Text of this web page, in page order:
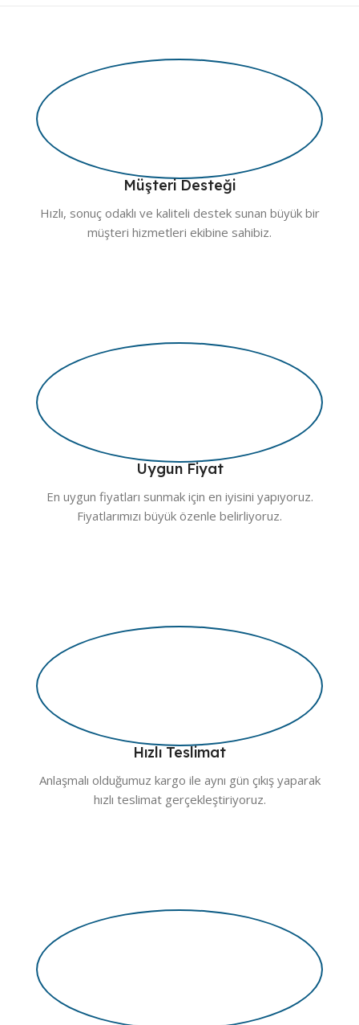
Müşteri Desteği
Hızlı, sonuç odaklı ve kaliteli destek sunan büyük bir
müşteri hizmetleri ekibine sahibiz.
Uygun Fiyat
En uygun fiyatları sunmak için en iyisini yapıyoruz.
Fiyatlarımızı büyük özenle belirliyoruz.
Hızlı Teslimat
Anlaşmalı olduğumuz kargo ile aynı gün çıkış yaparak
hızlı teslimat gerçekleştiriyoruz.